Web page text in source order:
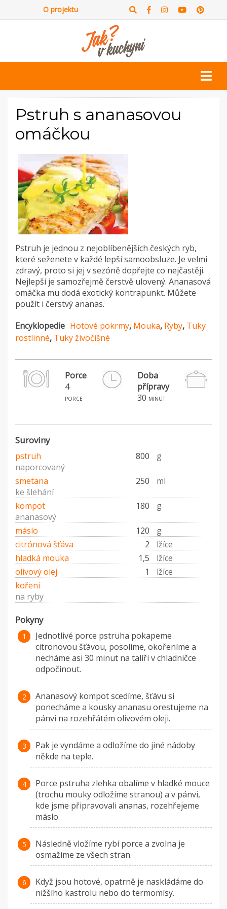
O projektu
Pstruh s ananasovou
omáčkou
Pstruh je jednou z nejoblíbenějších českých ryb,
které seženete v každé lepší samoobsluze. Je velmi
zdravý, proto si jej v sezóně dopřejte co nejčastěji.
Nejlepší je samozřejmě čerstvě ulovený. Ananasová
omáčka mu dodá exotický kontrapunkt. Můžete
použít i čerstvý ananas.
Encyklopedie Hotové pokrmy, Mouka, Ryby, Tuky
rostlinné, Tuky živočišné
Porce
4
porce
Doba
přípravy
30 minut
Suroviny
pstruh 800
g
naporcovaný
smetana
250
ml
ke šlehání
kompot
180
g
ananasový
máslo
120
g
citrónová šťáva
2
lžíce
hladká mouka
1,5
lžíce
olivový olej
1
lžíce
koření
na ryby
Pokyny
Jednotlivé porce pstruha pokapeme
citronovou šťávou, posolíme, okořeníme a
necháme asi 30 minut na talíři v chladničce
odpočinout.
Ananasový kompot scedíme, šťávu si
ponecháme a kousky ananasu orestujeme na
pánvi na rozehřátém olivovém oleji.
Pak je vyndáme a odložíme do jiné nádoby
někde na teple.
Porce pstruha zlehka obalíme v hladké mouce
(trochu mouky odložíme stranou) a v pánvi,
kde jsme připravovali ananas, rozehřejeme
máslo.
Následně vložíme rybí porce a zvolna je
osmažíme ze všech stran.
Když jsou hotové, opatrně je naskládáme do
nižšího kastrolu nebo do termomísy.